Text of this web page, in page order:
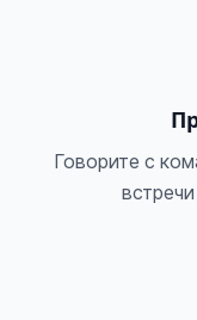
Говорите с